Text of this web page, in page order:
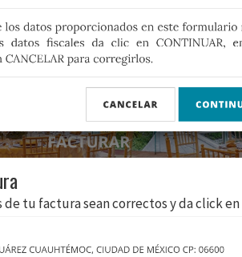
tu factura sean correctos y da click en